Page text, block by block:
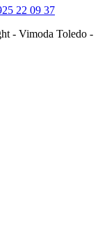
22 09 37
- Vimoda Toledo -